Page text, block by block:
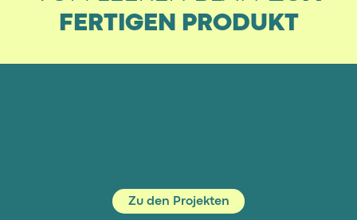
FERTIGEN PRODUKT
Zu den Projekten